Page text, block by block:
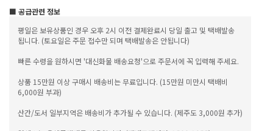
■ 공급관련 정보
평일은 보유상품인 경우 오후 2시 이전 결제완료시 당일 출고 및 택배발송
됩니다. (토요일은 주문 접수만 되며 택배발송은 안됩니다)
빠른 수령을 원하시면 '대신화물 배송요청'으로 주문서에 꼭 입력해 주세요.
상품 15만원 이상 구매시 배송비는 무료입니다. (15만원 미만시 택배비
6,000원 부과)
산간/도서 일부지역은 배송비가 추가될 수 있습니다. (제주도 3,000원 추가)